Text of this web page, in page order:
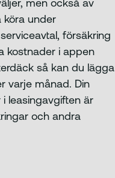
men också av
köra under
försäkring
kostnader i appen
så kan du lägga
varje månad. Din
leasingavgiften är
och andra